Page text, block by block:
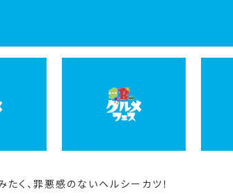
く、罪悪感のないヘルシーカツ！